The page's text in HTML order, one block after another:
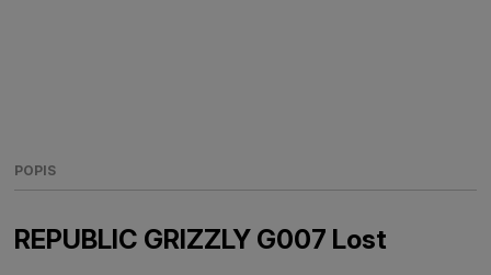
POPIS
REPUBLIC GRIZZLY G007 Lost